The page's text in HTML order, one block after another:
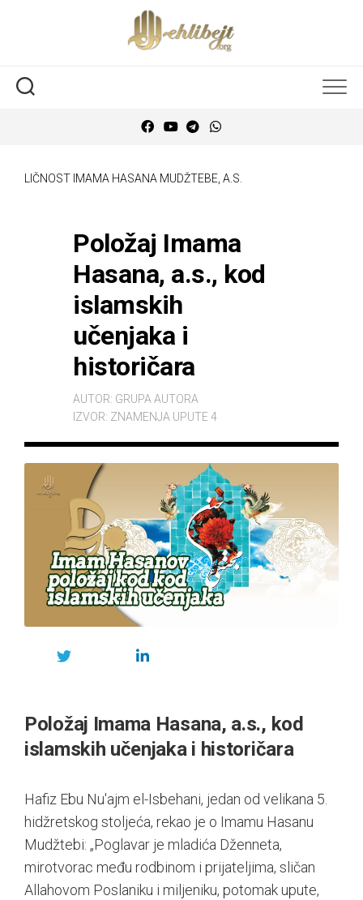
LIČNOST IMAMA HASANA MUDŽTEBE, A.S.
Položaj Imama
Hasana, a.s., kod
islamskih
učenjaka i
historičara
AUTOR: GRUPA AUTORA
IZVOR: ZNAMENJA UPUTE 4
Položaj Imama Hasana, a.s., kod
islamskih učenjaka i historičara
Hafiz Ebu Nu'ajm el-Isbehani, jedan od velikana 5.
hidžretskog stoljeća, rekao je o Imamu Hasanu
Mudžtebi: „Poglavar je mladića Dženneta,
mirotvorac među rodbinom i prijateljima, sličan
Allahovom Poslaniku i miljeniku, potomak upute,